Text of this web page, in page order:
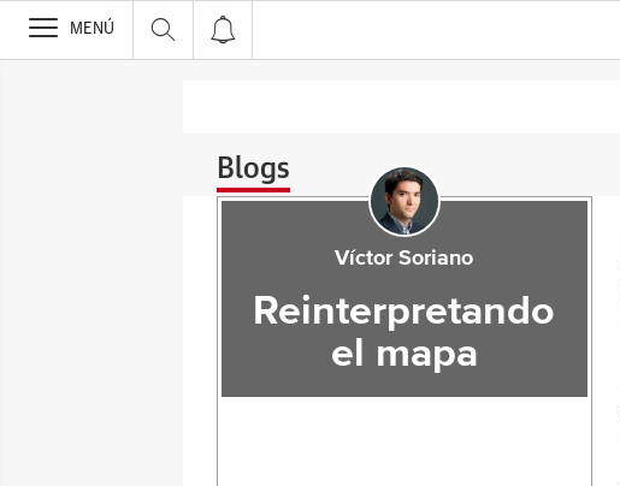
>
MENÚ
Blogs
Víctor Soriano
Reinterpretando
el mapa